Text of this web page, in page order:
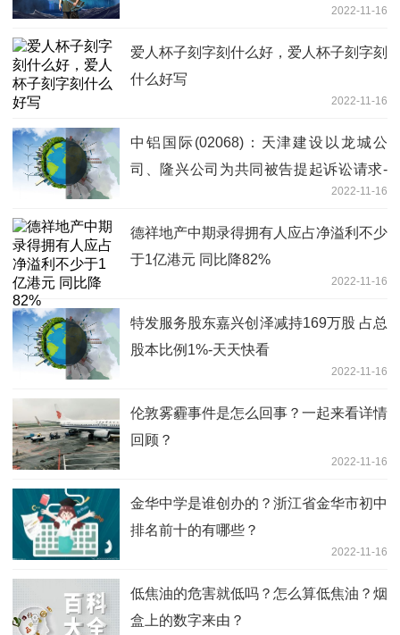
2022-11-16
爱人杯子刻字刻什么好，爱人杯子刻字刻
什么好写
2022-11-16
中铝国际(02068)：天津建设以龙城公
司、隆兴公司为共同被告提起诉讼请求-
2022-11-16
德祥地产中期录得拥有人应占净溢利不少
于1亿港元 同比降82%
2022-11-16
特发服务股东嘉兴创泽减持169万股 占总
股本比例1%-天天快看
2022-11-16
伦敦雾霾事件是怎么回事？一起来看详情
回顾？
2022-11-16
金华中学是谁创办的？浙江省金华市初中
排名前十的有哪些？
2022-11-16
低焦油的危害就低吗？怎么算低焦油？烟
盒上的数字来由？